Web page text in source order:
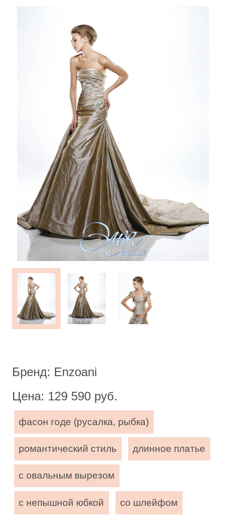
Бренд: Enzoani
Цена: 129 590 руб.
фасон годе (русалка, рыбка)
романтический стиль длинное платье
с овальным вырезом
с непышной юбкой со шлейфом